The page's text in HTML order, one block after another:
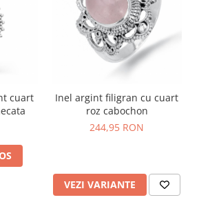
cuart
Inel argint filigran cu cuart
roz cabochon
244,95 RON
VEZI VARIANTE